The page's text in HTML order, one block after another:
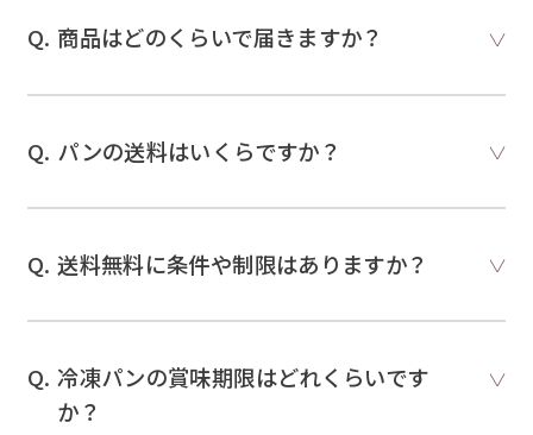
商品はどのくらいで届きますか？
パンの送料はいくらですか？
送料無料に条件や制限はありますか？
冷凍パンの賞味期限はどれくらいです
か？